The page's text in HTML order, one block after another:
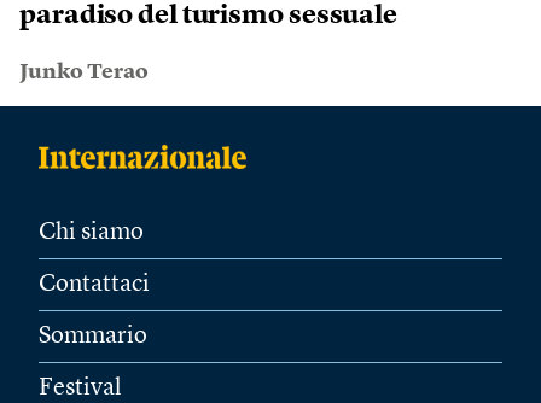
paradiso del turismo sessuale
Junko Terao
Chi siamo
Contattaci
Sommario
Festival